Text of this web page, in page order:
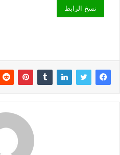
نسخ الرابط